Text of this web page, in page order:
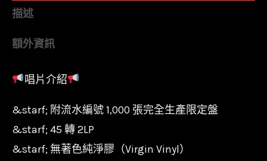
限
無
色
淨
膠
2LP】
描述
額外資訊
唱片介紹
&starf; 附流水編號 1,000 張完全生產限定盤
&starf; 45 轉 2LP
&starf; 無著色純淨膠（Virgin Vinyl）